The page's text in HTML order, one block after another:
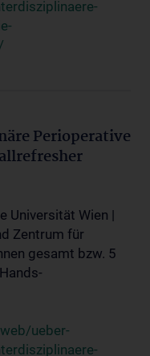
Perioperative
Universität Wien |
Zentrum für
gesamt bzw. 5
ueber-